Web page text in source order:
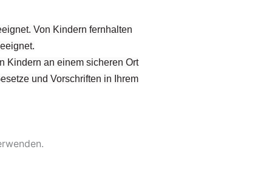
Von Kindern fernhalten
Kindern an einem sicheren Ort
und Vorschriften in Ihrem